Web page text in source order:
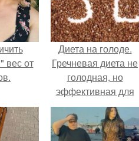
вес от
Диета на голоде.
Гречневая диета не
голодная, но
эффективная для
похудения,
продолжительность
диеты 7-14 дней.